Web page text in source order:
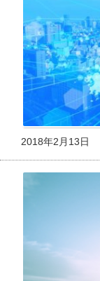
2018年2月13日